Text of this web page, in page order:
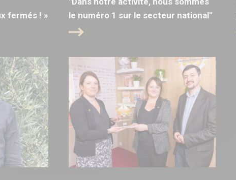
fermés ! »
le numéro 1 sur le secteur national"